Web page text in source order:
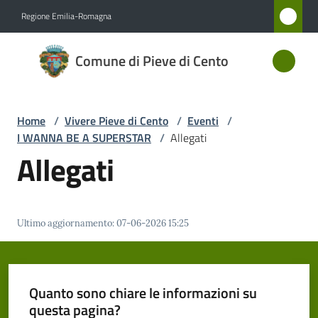
Regione Emilia-Romagna
Comune di Pieve di Cento
Comune
di Pieve
Servizi
Vivere
Pieve
Home / Vivere Pieve di Cento / Eventi /
I WANNA BE A SUPERSTAR / Allegati
Allegati
Ultimo aggiornamento:07-06-2026 15:25
Quanto sono chiare le informazioni su
questa pagina?